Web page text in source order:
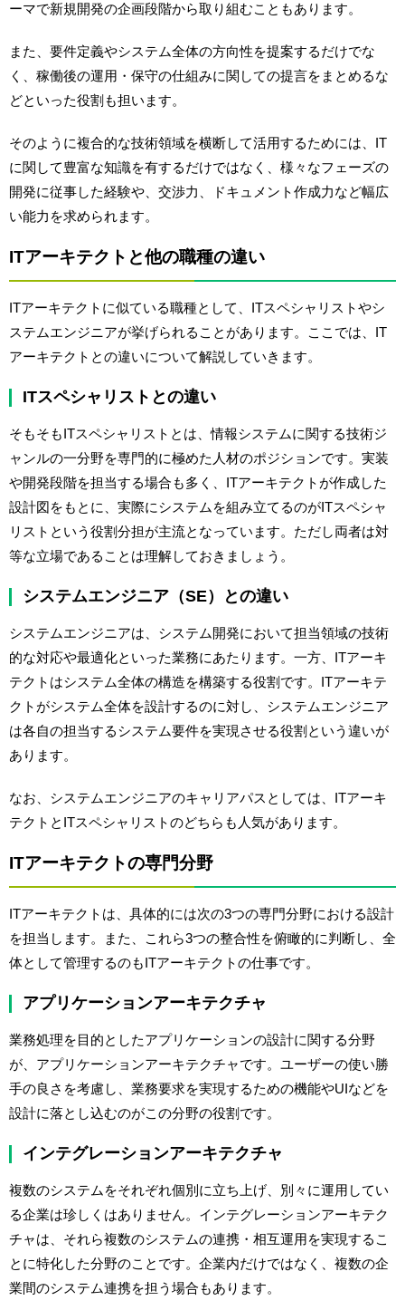
ーマで新規開発の企画段階から取り組むこともあります。
また、要件定義やシステム全体の方向性を提案するだけでな
く、稼働後の運用・保守の仕組みに関しての提言をまとめるな
どといった役割も担います。
そのように複合的な技術領域を横断して活用するためには、IT
に関して豊富な知識を有するだけではなく、様々なフェーズの
開発に従事した経験や、交渉力、ドキュメント作成力など幅広
い能力を求められます。
ITアーキテクトと他の職種の違い
ITアーキテクトに似ている職種として、ITスペシャリストやシ
ステムエンジニアが挙げられることがあります。ここでは、IT
アーキテクトとの違いについて解説していきます。
ITスペシャリストとの違い
そもそもITスペシャリストとは、情報システムに関する技術ジ
ャンルの一分野を専門的に極めた人材のポジションです。実装
や開発段階を担当する場合も多く、ITアーキテクトが作成した
設計図をもとに、実際にシステムを組み立てるのがITスペシャ
リストという役割分担が主流となっています。ただし両者は対
等な立場であることは理解しておきましょう。
システムエンジニア（SE）との違い
システムエンジニアは、システム開発において担当領域の技術
的な対応や最適化といった業務にあたります。一方、ITアーキ
テクトはシステム全体の構造を構築する役割です。ITアーキテ
クトがシステム全体を設計するのに対し、システムエンジニア
は各自の担当するシステム要件を実現させる役割という違いが
あります。
なお、システムエンジニアのキャリアパスとしては、ITアーキ
テクトとITスペシャリストのどちらも人気があります。
ITアーキテクトの専門分野
ITアーキテクトは、具体的には次の3つの専門分野における設計
を担当します。また、これら3つの整合性を俯瞰的に判断し、全
体として管理するのもITアーキテクトの仕事です。
アプリケーションアーキテクチャ
業務処理を目的としたアプリケーションの設計に関する分野
が、アプリケーションアーキテクチャです。ユーザーの使い勝
手の良さを考慮し、業務要求を実現するための機能やUIなどを
設計に落とし込むのがこの分野の役割です。
インテグレーションアーキテクチャ
複数のシステムをそれぞれ個別に立ち上げ、別々に運用してい
る企業は珍しくはありません。インテグレーションアーキテク
チャは、それら複数のシステムの連携・相互運用を実現するこ
とに特化した分野のことです。企業内だけではなく、複数の企
業間のシステム連携を担う場合もあります。